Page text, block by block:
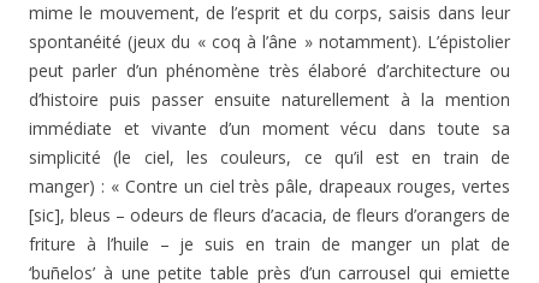
mime le mouvement, de l’esprit et du corps, saisis dans leur
spontanéité (jeux du « coq à l’âne » notamment). L’épistolier
peut parler d’un phénomène très élaboré d’architecture ou
d’histoire puis passer ensuite naturellement à la mention
immédiate et vivante d’un moment vécu dans toute sa
simplicité (le ciel, les couleurs, ce qu’il est en train de
manger) : « Contre un ciel très pâle, drapeaux rouges, vertes
[sic], bleus – odeurs de fleurs d’acacia, de fleurs d’orangers de
friture à l’huile – je suis en train de manger un plat de
‘buñelos’ à une petite table près d’un carrousel qui emiette